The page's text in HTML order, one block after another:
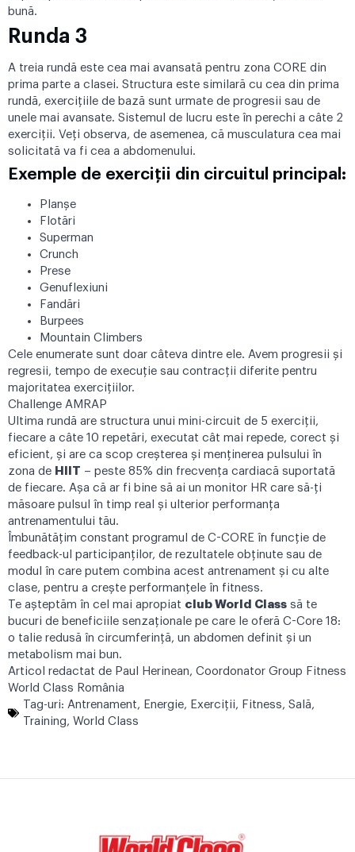
bună.
Runda 3
A treia rundă este cea mai avansată pentru zona CORE din
prima parte a clasei. Structura este similară cu cea din prima
rundă, exercițiile de bază sunt urmate de progresii sau de
unele mai avansate. Sistemul de lucru este în perechi a câte 2
exerciții. Veți observa, de asemenea, că musculatura cea mai
solicitată va fi cea a abdomenului.
Exemple de exerciții din circuitul principal:
Planșe
Flotări
Superman
Crunch
Prese
Genuflexiuni
Fandări
Burpees
Mountain Climbers
Cele enumerate sunt doar câteva dintre ele. Avem progresii și
regresii, tempo de execuție sau contracții diferite pentru
majoritatea exercițiilor.
Challenge AMRAP
Ultima rundă are structura unui mini-circuit de 5 exerciții,
fiecare a câte 10 repetări, executat cât mai repede, corect și
eficient, și are ca scop creșterea și menținerea pulsului în
zona de HIIT – peste 85% din frecvența cardiacă suportată
de fiecare. Așa că ar fi bine să ai un monitor HR care să-ți
măsoare pulsul în timp real și ulterior performanța
antrenamentului tău.
Îmbunătățim constant programul de C-CORE în funcție de
feedback-ul participanților, de rezultatele obținute sau de
modul în care putem combina acest antrenament și cu alte
clase, pentru a crește performanțele în fitness.
Te așteptăm în cel mai apropiat club World Class să te
bucuri de beneficiile senzaționale pe care le oferă C-Core 18:
o talie redusă în circumferință, un abdomen definit și un
metabolism mai bun.
Articol redactat de Paul Herinean, Coordonator Group Fitness
World Class România
Tag-uri: Antrenament, Energie, Exerciţii, Fitness, Sală,
Training, World Class